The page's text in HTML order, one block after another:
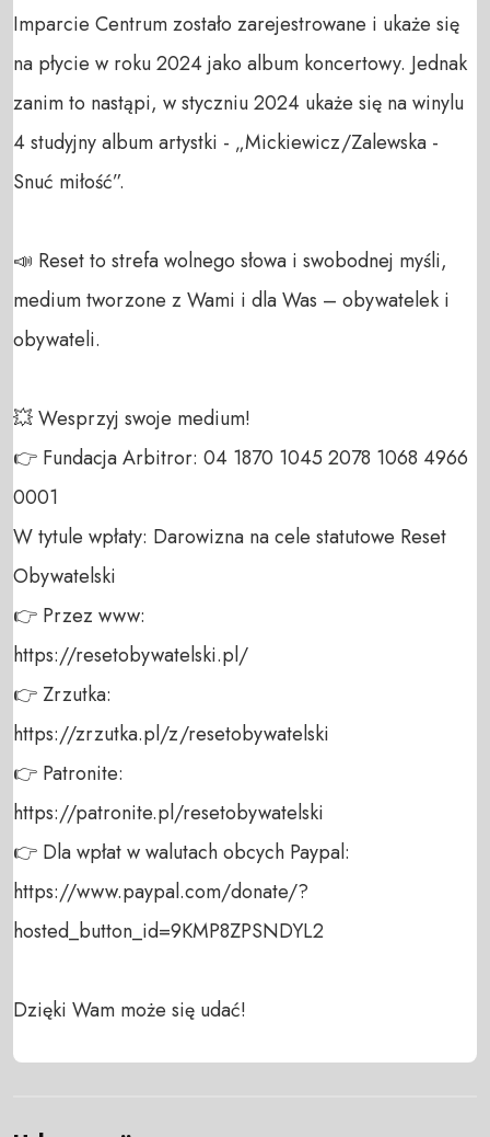
Imparcie Centrum zostało zarejestrowane i ukaże się
na płycie w roku 2024 jako album koncertowy. Jednak
zanim to nastąpi, w styczniu 2024 ukaże się na winylu
4 studyjny album artystki - „Mickiewicz/Zalewska -
Snuć miłość”.
📣 Reset to strefa wolnego słowa i swobodnej myśli,
medium tworzone z Wami i dla Was – obywatelek i
obywateli.
💥 Wesprzyj swoje medium!
👉 Fundacja Arbitror: 04 1870 1045 2078 1068 4966
0001
W tytule wpłaty: Darowizna na cele statutowe Reset
Obywatelski
👉 Przez www:
https://resetobywatelski.pl/
👉 Zrzutka:
https://zrzutka.pl/z/resetobywatelski
👉 Patronite:
https://patronite.pl/resetobywatelski
👉 Dla wpłat w walutach obcych Paypal:
https://www.paypal.com/donate/?
hosted_button_id=9KMP8ZPSNDYL2
Dzięki Wam może się udać!